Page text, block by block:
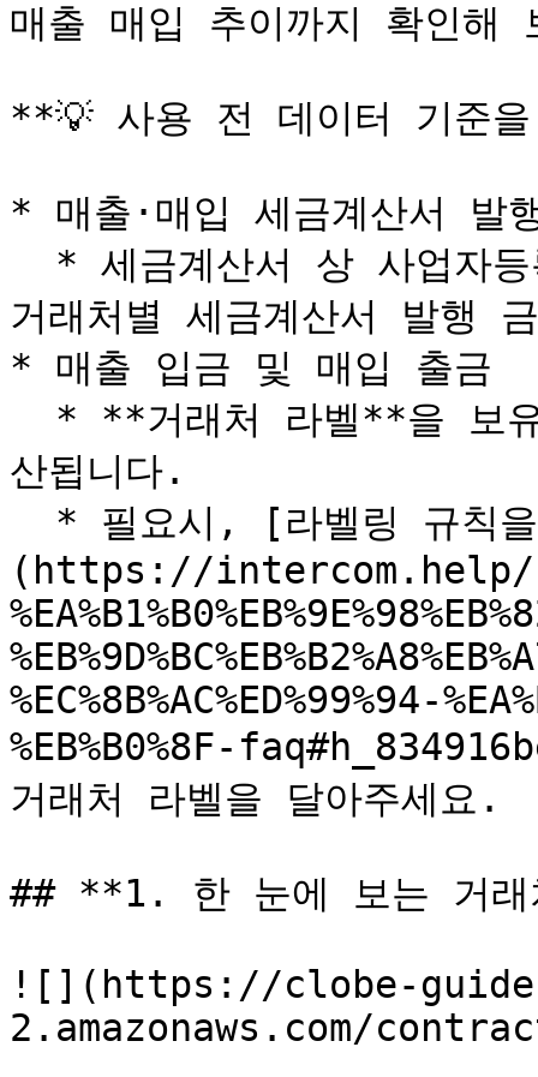
매출 매입 추이까지 확인해
**💡 사용 전 데이터 기준
* 매출·매입 세금계산서 발
거래처별 세금계산서 발행
* 매출 입금 및 매입 출금
산됩니다.
(https://
%EC%8B%AC%ED%99%94-
%EB%B0%8F-
거래처 라벨을 달아주세요.
## **1. 한 눈에 보는 거래
![](https://clobe-
2.amazonaws.com/